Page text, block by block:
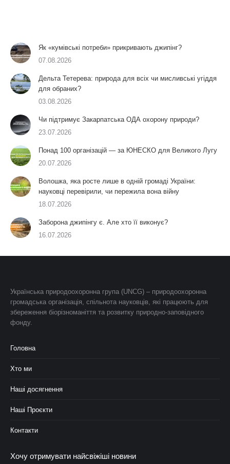
Як «кумівські потреби» прикривають джипінг?
07.08.2026
Дельта Тетерева: природа для всіх чи мисливські угіддя
для обраних?
03.08.2026
Чи підтримує Закарпатська ОДА охорону природи?
23.07.2026
Понад 100 організацій — за ЮНЕСКО для Великого Лугу
20.07.2026
Волошка, яка росте лише в одній громаді України:
науковці перевірили, чи пережила вона війну
18.07.2026
Заборона джипінгу є. Але хто її виконує?
16.07.2026
Українська природоохоронна група (UNCG) – природоохоронна
громадська організація, спільнота науковців, які працюють для
збереження біорізноманіття та розвитку природно-заповідного
фонду.
Головна
Хто ми
Наші досягнення
Наші Проєкти
Контакти
Хочу отримувати найсвіжіші новини